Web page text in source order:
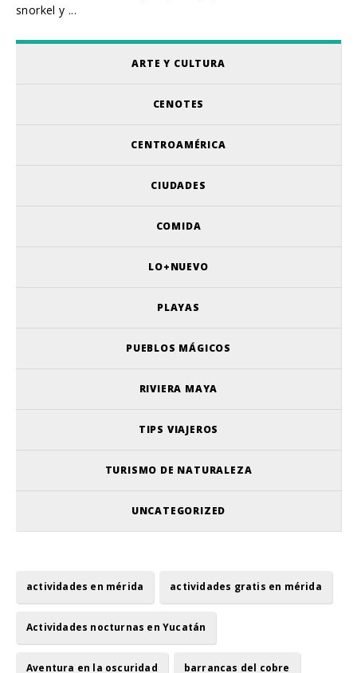
snorkel y ...
ARTE Y CULTURA
CENOTES
CENTROAMÉRICA
CIUDADES
COMIDA
LO+NUEVO
PLAYAS
PUEBLOS MÁGICOS
RIVIERA MAYA
TIPS VIAJEROS
TURISMO DE NATURALEZA
UNCATEGORIZED
actividades en mérida actividades gratis en mérida
Actividades nocturnas en Yucatán
Aventura en la oscuridad barrancas del cobre